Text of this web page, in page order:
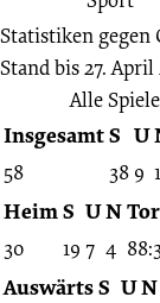
Statistiken gegen
Stand bis 27. April
Alle Spiele
InsgesamtS U
58 38 9
HeimS UN
30 19 7 4
AuswärtsS UN